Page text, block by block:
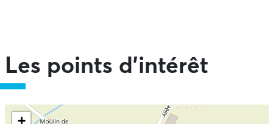
Les points d'intérêt
Ne pas consulter la carte et aller directement aux
+